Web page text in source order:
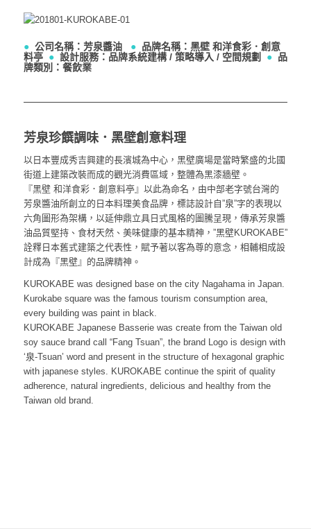
● 公司名稱：芳泉醬油 ● 品牌名稱：黑壁 和洋食彩．創意
料亭 ● 設計服務：品牌系統建構 / 策略導入 / 空間規劃 ● 品
牌類別：餐飲業
芳泉珍饌調味．黑壁創意料理
以日本豐成秀吉興建的長濱城為中心，黑壁廣場是當時繁盛的北國
街道上建築改裝而成的觀光消費區域，整體為黑漆牆壁。
『黑壁 和洋食彩．創意料亭』以此為命名，由中部老字號台灣的
芳泉醬油所創立的日本料理美食品牌，標誌設計自”泉”字的表現以
六角圖形為架構，以延伸鼎立具日式風格的圖騰呈現，傳承芳泉醬
油品質堅持、食材天然、美味健康的基本精神，”黑壁KUROKABE”
詮釋日本舊式建築之代表性，賦予著以客為尊的意念，相輔相成設
計成為『黑壁』的品牌精神。
KUROKABE was designed base on the city Nagahama in Japan.
Kurokabe square was the famous tourism consumption area,
every building was paint in black.
KUROKABE Japanese Basserie was create from the Taiwan old
soy sauce brand call “Fang Tsuan”, the brand Logo is design with
‘泉-Tsuan’ word and present in the structure of hexagonal graphic
with japanese styles. KUROKABE continue the spirit of quality
adherence, natural ingredients, delicious and healthy from the
Taiwan old brand.